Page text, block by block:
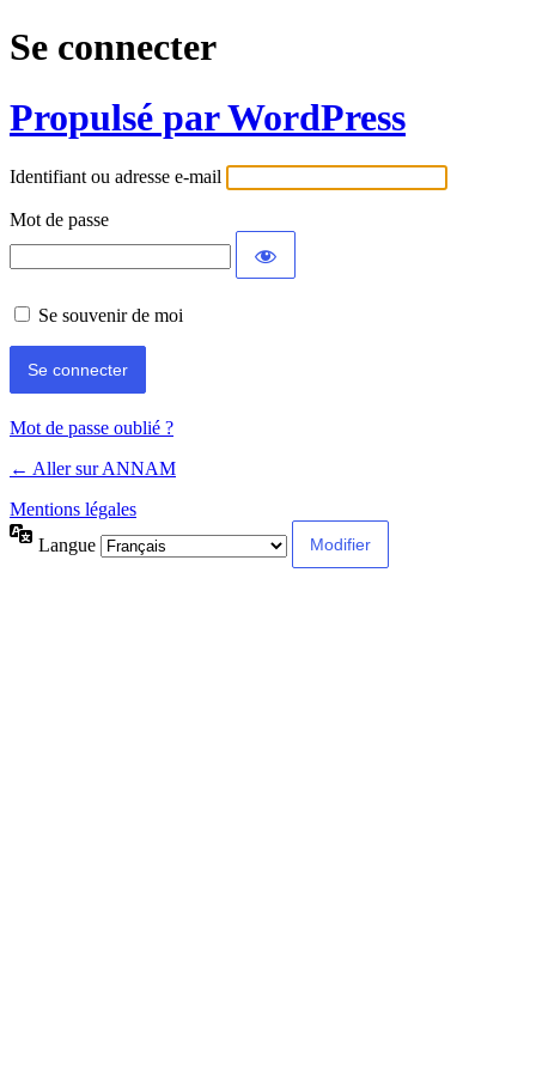
Se connecter
Propulsé par WordPress
Identifiant ou adresse e-mail
Mot de passe
Se souvenir de moi
Mot de passe oublié ?
← Aller sur ANNAM
Mentions légales
Langue